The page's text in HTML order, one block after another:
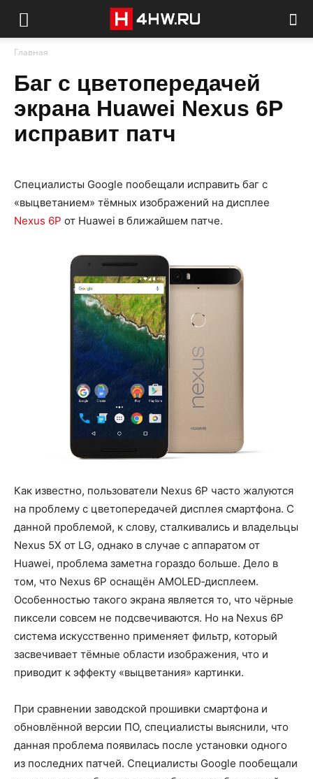
Главная
Баг с цветопередачей
экрана Huawei Nexus 6P
исправит патч
Специалисты Google пообещали исправить баг с
«выцветанием» тёмных изображений на дисплее
Nexus 6P от Huawei в ближайшем патче.
Как известно, пользователи Nexus 6P часто жалуются
на проблему с цветопередачей дисплея смартфона. С
данной проблемой, к слову, сталкивались и владельцы
Nexus 5X от LG, однако в случае с аппаратом от
Huawei, проблема заметна гораздо больше. Дело в
том, что Nexus 6P оснащён AMOLED‑дисплеем.
Особенностью такого экрана является то, что чёрные
пиксели совсем не подсвечиваются. Но на Nexus 6P
система искусственно применяет фильтр, который
засвечивает тёмные области изображения, что и
приводит к эффекту «выцветания» картинки.
При сравнении заводской прошивки смартфона и
обновлённой версии ПО, специалисты выяснили, что
данная проблема появилась после установки одного
из последних патчей. Специалисты Google пообещали